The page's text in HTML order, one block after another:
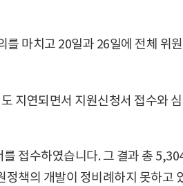
마치고 20일과 26일에 전체 위
지연되면서 지원신청서 접수와
접수하였습니다. 그 결과 총
책의 개발이 정비례하지 못하고